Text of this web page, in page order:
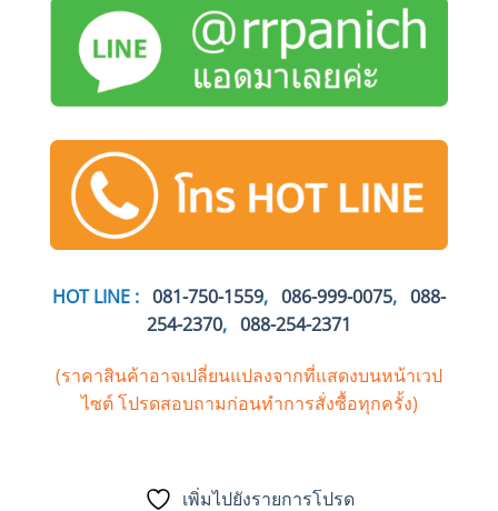
HOT LINE : 081-750-1559, 086-999-0075, 088-
254-2370, 088-254-2371
(ราคาสินค้าอาจเปลี่ยนแปลงจากที่แสดงบนหน้าเวป
ไซต์โปรดสอบถามก่อนทำการสั่งซื้อทุกครั้ง)
เพิ่มไปยังรายการโปรด